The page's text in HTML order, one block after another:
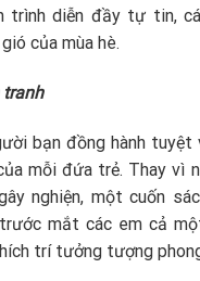
trình diễn đầy tự tin,
của mùa hè.
tranh
bạn đồng hành
mỗi đứa trẻ. Thay vì
nghiện, một cuốn
mắt các em cả
trí tưởng tượng